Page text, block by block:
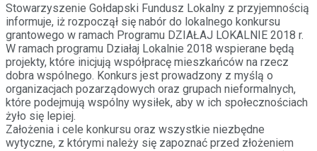
Stowarzyszenie Gołdapski Fundusz Lokalny z przyjemnością
informuje, iż rozpoczął się nabór do lokalnego konkursu
grantowego w ramach Programu DZIAŁAJ LOKALNIE 2018 r.
W ramach programu Działaj Lokalnie 2018 wspierane będą
projekty, które inicjują współpracę mieszkańców na rzecz
dobra wspólnego. Konkurs jest prowadzony z myślą o
organizacjach pozarządowych oraz grupach nieformalnych,
które podejmują wspólny wysiłek, aby w ich społecznościach
żyło się lepiej.
Założenia i cele konkursu oraz wszystkie niezbędne
wytyczne, z którymi należy się zapoznać przed złożeniem